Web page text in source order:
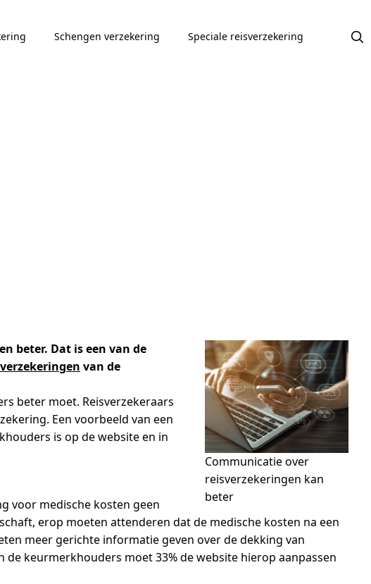
Schengen verzekering Speciale reisverzekering
Communicatie over
reisverzekeringen kan
beter
beter. Dat is een van de
van de
beter moet. Reisverzekeraars
Een voorbeeld van een
is op de website en in
voor medische kosten geen
erop moeten attenderen dat de medische kosten na een
meer gerichte informatie geven over de dekking van
keurmerkhouders moet 33% de website hierop aanpassen